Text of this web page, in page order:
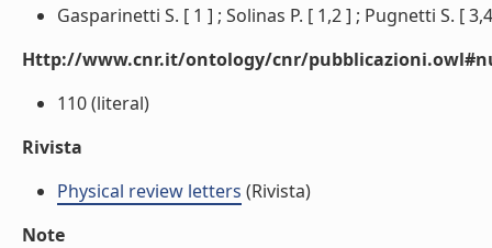
Gasparinetti S. [ 1 ] ; Solinas P. [ 1,2 ] ; Pugnetti S. [
Http://www.cnr.it/ontology/cnr/
110 (literal)
Rivista
Physical review letters (Rivista)
Note